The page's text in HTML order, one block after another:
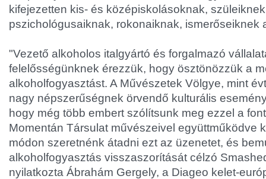
kifejezetten kis- és középiskolásoknak,
pszichológusaiknak, rokonaiknak, ismerőseiknek
"Vezető alkoholos italgyártó és forgalmazó
felelősségünknek érezzük, hogy ösztönözzük a
alkoholfogyasztást. A Művészetek Völgye, mint
nagy népszerűségnek örvendő kulturális
hogy még több embert szólítsunk meg ezzel a
Momentán Társulat művészeivel együttműködve
módon szeretnénk átadni ezt az üzenetet, és
alkoholfogyasztás visszaszorítását célzó
nyilatkozta Ábrahám Gergely, a Diageo kelet-